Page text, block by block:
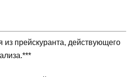
из прейскуранта, действующего